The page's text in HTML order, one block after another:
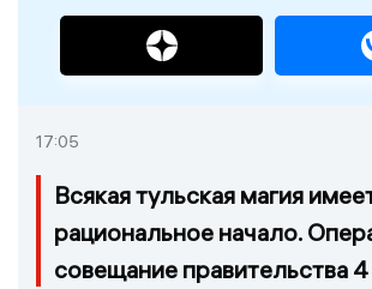
17:05
Всякая тульская магия
рациональное начало.
совещание правительства 4